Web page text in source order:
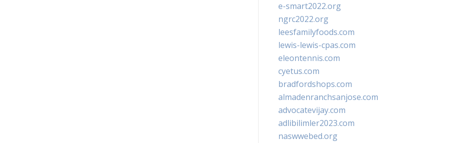
e-smart2022.org
ngrc2022.org
leesfamilyfoods.com
lewis-lewis-cpas.com
eleontennis.com
cyetus.com
bradfordshops.com
almadenranchsanjose.com
advocatevijay.com
adlibilimler2023.com
naswwebed.org